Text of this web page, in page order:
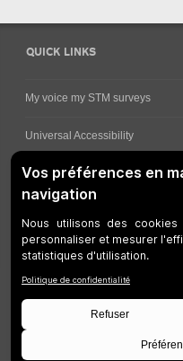
QUICK LINKS
My voice my STM surveys
Universal Accessibility
Ways for viewing bus schedules
Customer service
Web Accessibility
Site Plan